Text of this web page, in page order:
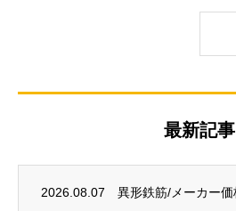
最新記事
2026.08.07